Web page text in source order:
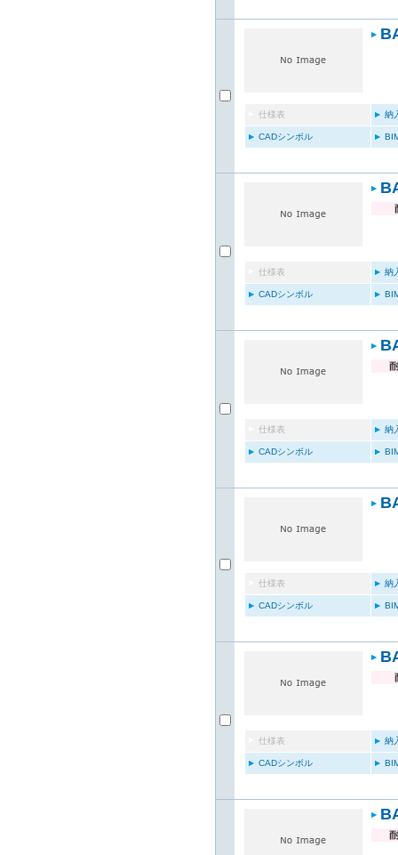
仕様表 納
CADシンボル
仕様表 納
CADシンボル
仕様表 納
CADシンボル
仕様表 納
CADシンボル
仕様表 納
CADシンボル